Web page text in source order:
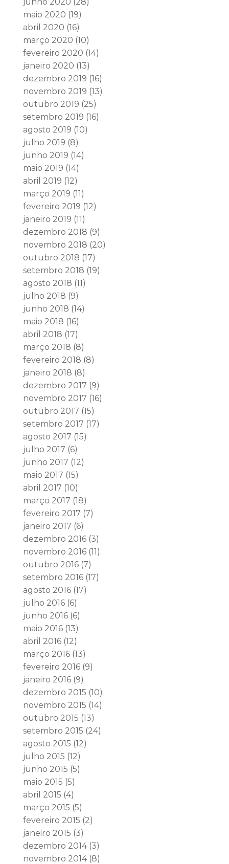
maio 2020 (19)
abril 2020 (16)
março 2020 (10)
fevereiro 2020 (14)
janeiro 2020 (13)
dezembro 2019 (16)
novembro 2019 (13)
outubro 2019 (25)
setembro 2019 (16)
agosto 2019 (10)
julho 2019 (8)
junho 2019 (14)
maio 2019 (14)
abril 2019 (12)
março 2019 (11)
fevereiro 2019 (12)
janeiro 2019 (11)
dezembro 2018 (9)
novembro 2018 (20)
outubro 2018 (17)
setembro 2018 (19)
agosto 2018 (11)
julho 2018 (9)
junho 2018 (14)
maio 2018 (16)
abril 2018 (17)
março 2018 (8)
fevereiro 2018 (8)
janeiro 2018 (8)
dezembro 2017 (9)
novembro 2017 (16)
outubro 2017 (15)
setembro 2017 (17)
agosto 2017 (15)
julho 2017 (6)
junho 2017 (12)
maio 2017 (15)
abril 2017 (10)
março 2017 (18)
fevereiro 2017 (7)
janeiro 2017 (6)
dezembro 2016(3)
novembro 2016(11)
outubro 2016(7)
setembro 2016(17)
agosto 2016(17)
julho 2016(6)
junho 2016(6)
maio 2016(13)
abril 2016(12)
março 2016(13)
fevereiro 2016(9)
janeiro 2016(9)
dezembro 2015 (10)
novembro 2015 (14)
outubro 2015 (13)
setembro 2015 (24)
agosto 2015 (12)
julho 2015 (12)
junho 2015 (5)
maio 2015 (5)
abril 2015 (4)
março 2015 (5)
fevereiro 2015 (2)
janeiro 2015 (3)
dezembro 2014(3)
novembro 2014(8)